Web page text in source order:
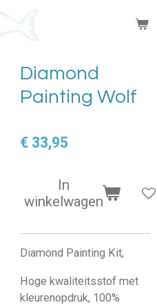
Diamond
Painting Wolf
€ 33,95
In
winkelwagen
Diamond Painting Kit,
Hoge kwaliteitsstof met
kleurenopdruk, 100%